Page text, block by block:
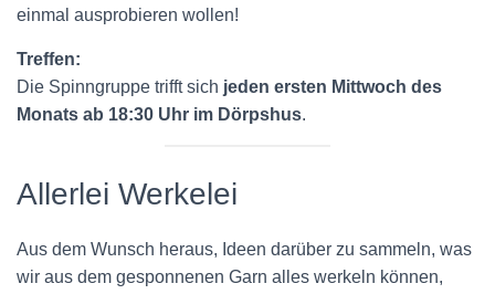
einmal ausprobieren wollen!
Treffen:
Die Spinngruppe trifft sich jeden ersten Mittwoch des
Monats ab 18:30 Uhr im Dörpshus.
Allerlei Werkelei
Aus dem Wunsch heraus, Ideen darüber zu sammeln, was
wir aus dem gesponnenen Garn alles werkeln können,